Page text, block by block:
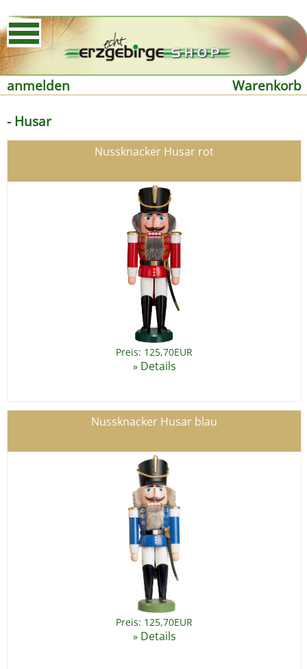
anmelden
Warenkorb
- Husar
Nussknacker Husar rot
Preis: 125,70EUR
» Details
Nussknacker Husar blau
Preis: 125,70EUR
» Details